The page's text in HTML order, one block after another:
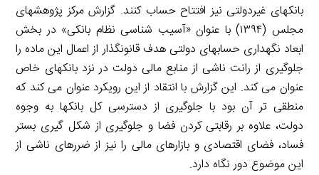
بانک­های غیردولتی نیز افتتاح حساب کنند. گزارش مرکز پژوهش­های
مجلس (۱۳۹۴) با عنوان «آسیب­ شناسی نظام بانکی» در بخش
ابعاد نگهداری حساب­های دولتی هدف قانونگذار از اعمال این ماده را
جلوگیری از رانت ناشی از منابع مالی دولت در نزد بانک­های خاص
عنوان می­ کند. این گزارش با انتقاد از این رویکرد عنوان می­ کند که
منطقی ­تر آن بود با جلوگیری از دسترسی کل بانک­ها به وجوه
دولت، علاوه بر رقابتی کردن فضا و جلوگیری از شکل ­گیری بستر
فساد، فضای اقتصادی و بازارهای مالی را نیز از ضررهای ناشی از
این موضوع دور نگاه دارد.